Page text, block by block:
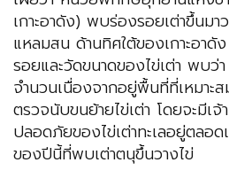
เกาะอาดัง) พบร่องรอยเต่าขึ้นมา
แหลมสน ด้านทิศใต้ของเกาะอาดั
รอยและวัดขนาดของไข่เต่า พบว่
จำนวนเนื่องจากอยู่พื้นที่ที่เหมาะ
ตรวจนับขนย้ายไข่เต่า โดยจะมีเจ้
ปลอดภัยของไข่เต่าทะเลอยู่ตลอ
ของปีนี้ที่พบเต่าตนุขึ้นวางไข่